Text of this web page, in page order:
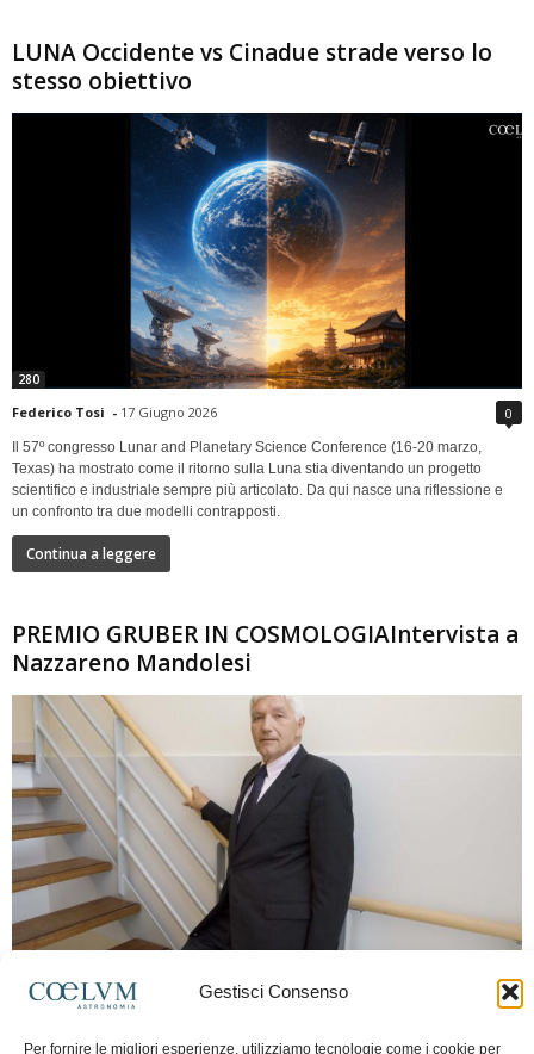
Gestisci Consenso
Per fornire le migliori esperienze, utilizziamo tecnologie come i cookie per
LUNA Occidente vs Cinadue strade verso lo
stesso obiettivo
280
Federico Tosi - 17 Giugno 2026 0
Il 57º congresso Lunar and Planetary Science Conference (16-20 marzo,
Texas) ha mostrato come il ritorno sulla Luna stia diventando un progetto
scientifico e industriale sempre più articolato. Da qui nasce una riflessione e
un confronto tra due modelli contrapposti.
Continua a leggere
PREMIO GRUBER IN COSMOLOGIAIntervista a
Nazzareno Mandolesi
Frida Paolella - 16 Giugno 2026 0
spaziale europea e della missione Planck. Il dialogo ripercorre i principali